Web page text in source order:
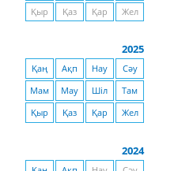
Қыр Қаз Қар Жел
2025
Қаң Ақп Нау
Сәу
Мам
Мау Шіл
Там
Қыр
Қаз Қар Жел
2024